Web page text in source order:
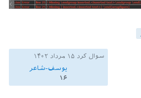
سوال کرد ۱۵ مرداد ۱۴۰۲
یوسف-شاعر
۱۶